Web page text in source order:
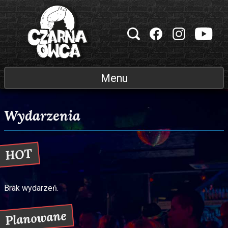
Przejdź do treści
Klub muzyczny Czarna Owca
Menu
Wydarzenia
HOT
Brak wydarzeń.
Planowane